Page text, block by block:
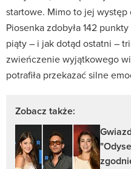
startowe. Mimo to jej występ
Piosenka zdobyła 142
piąty – i jak dotąd ostatni –
zwieńczenie wyjątkowego
potrafiła przekazać silne
Zobacz także: